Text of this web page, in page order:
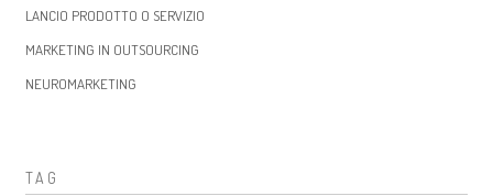
LANCIO PRODOTTO O SERVIZIO
MARKETING IN OUTSOURCING
NEUROMARKETING
TAG